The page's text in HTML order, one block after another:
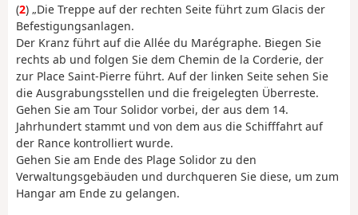
(2) „Die Treppe auf der rechten Seite führt zum Glacis der
Befestigungsanlagen.
Der Kranz führt auf die Allée du Marégraphe. Biegen Sie
rechts ab und folgen Sie dem Chemin de la Corderie, der
zur Place Saint-Pierre führt. Auf der linken Seite sehen Sie
die Ausgrabungsstellen und die freigelegten Überreste.
Gehen Sie am Tour Solidor vorbei, der aus dem 14.
Jahrhundert stammt und von dem aus die Schifffahrt auf
der Rance kontrolliert wurde.
Gehen Sie am Ende des Plage Solidor zu den
Verwaltungsgebäuden und durchqueren Sie diese, um zum
Hangar am Ende zu gelangen.